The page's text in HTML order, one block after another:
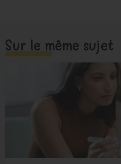
Sur le même sujet